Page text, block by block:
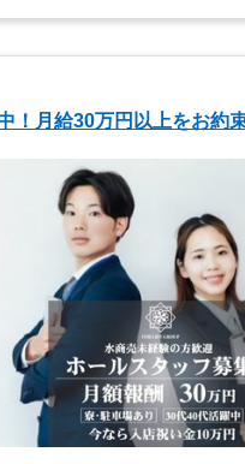
！月給30万円以上をお約